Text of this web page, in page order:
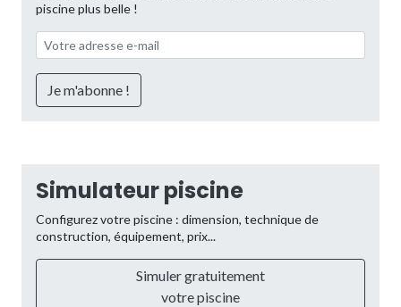
piscine plus belle !
Simulateur piscine
Configurez votre piscine : dimension, technique de
construction, équipement, prix...
Simuler gratuitement
votre piscine